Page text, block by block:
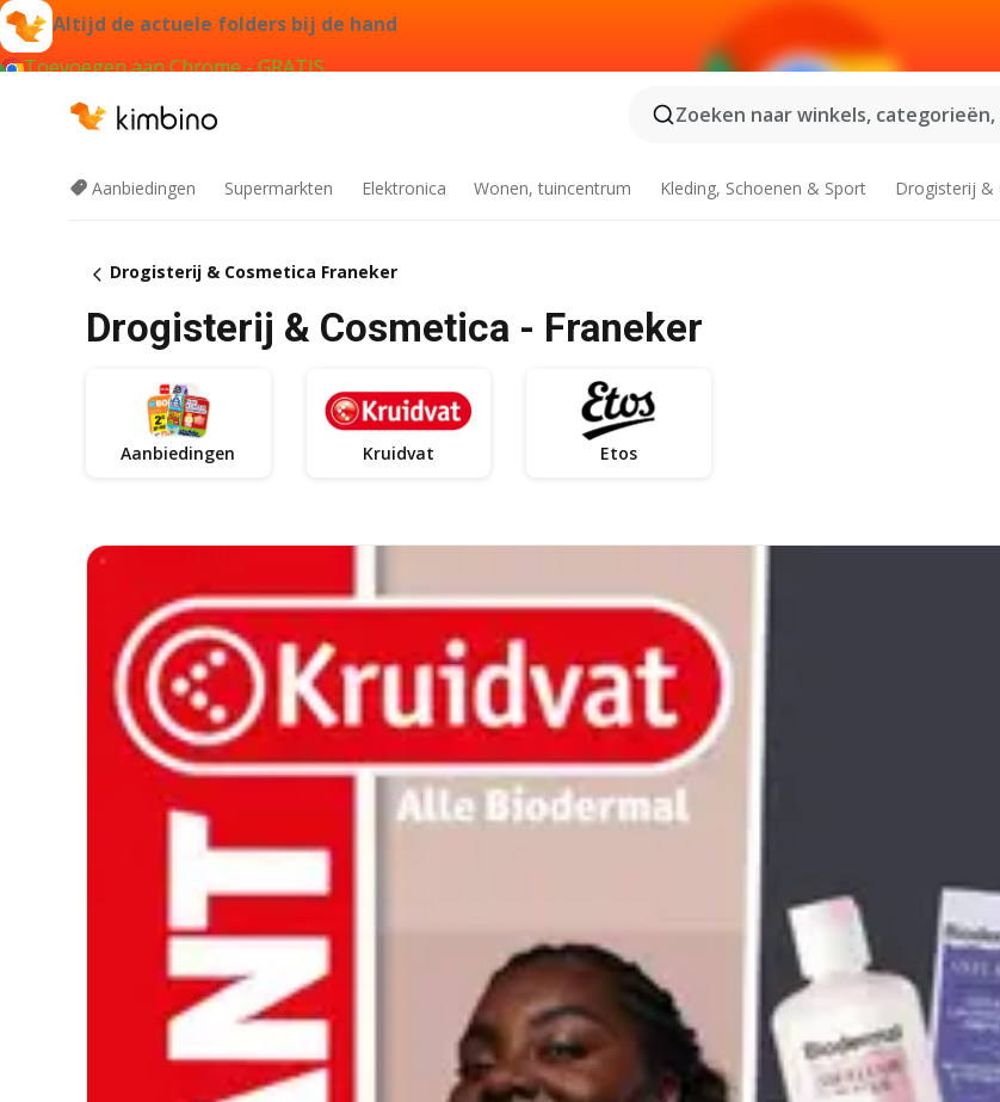
Altijd de actuele folders bij de hand
Toevoegen aan Chrome - GRATIS
Zoeken naar winkels,
Aanbiedingen Supermarkten Elektronica Wonen, tuincentrum Kleding, Schoenen & Sport Drogisterij &
Drogisterij & Cosmetica Franeker
Drogisterij & Cosmetica - Franeker
Aanbiedingen Kruidvat Etos